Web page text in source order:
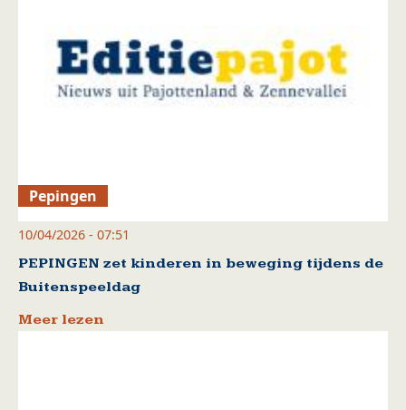
Pepingen
10/04/2026 - 07:51
PEPINGEN zet kinderen in beweging tijdens de
Buitenspeeldag
Meer lezen